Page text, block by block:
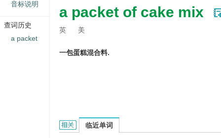
a packet of cake mix
英 美
一包蛋糕混合料.
a packet of cake mix的相关资料：
临近单词
音标说明
查词历史
a packet